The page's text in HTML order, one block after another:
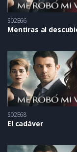
S02E66
Mentiras al
S02E68
El cadáver